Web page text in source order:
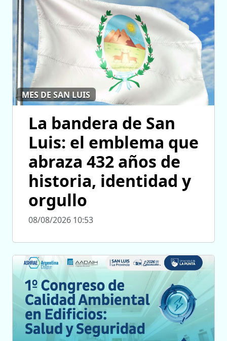
MES DE SAN LUIS
La bandera de San
Luis: el emblema que
abraza 432 años de
historia, identidad y
orgullo
08/08/2026 10:53